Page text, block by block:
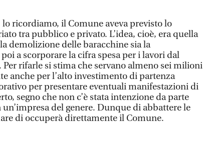
ricordiamo, il Comune aveva previsto lo
tra pubblico e privato. L’idea, cioè, era quella
demolizione delle baracchine sia la
a scorporare la cifra spesa per i lavori dal
Per rifarle si stima che servano almeno sei milioni
anche per l’alto investimento di partenza
per presentare eventuali manifestazioni di
segno che non c’è stata intenzione da parte
del genere. Dunque di abbattere le
di occuperà direttamente il Comune.